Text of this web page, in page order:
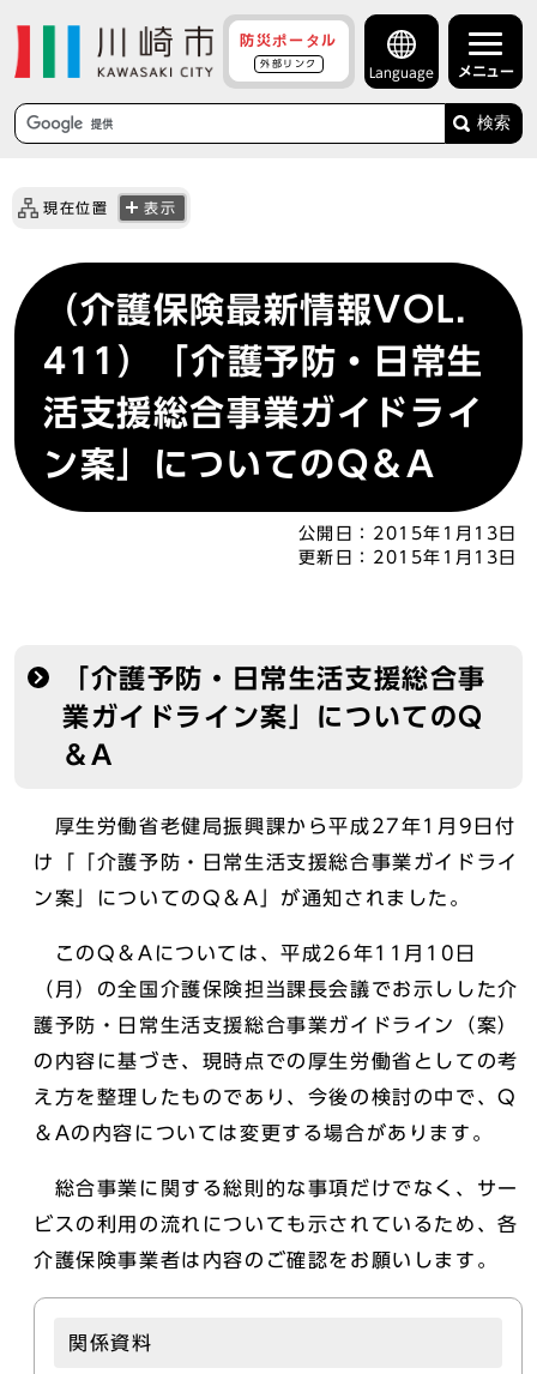
防災ポータル
外部リンク
Language メニュー
検索
現在位置 表示
（介護保険最新情報VOL．
411）「介護予防・日常生
活支援総合事業ガイドライ
ン案」についてのQ＆A
公開日： 2015年1月13日
更新日： 2015年1月13日
「介護予防・日常生活支援総合事
業ガイドライン案」についてのQ
＆A
厚生労働省老健局振興課から平成27年1月9日付
け「「介護予防・日常生活支援総合事業ガイドライ
ン案」についてのQ＆A」が通知されました。
このQ＆Aについては、平成26年11月10日
（月）の全国介護保険担当課長会議でお示しした介
護予防・日常生活支援総合事業ガイドライン（案）
の内容に基づき、現時点での厚生労働省としての考
え方を整理したものであり、今後の検討の中で、Q
＆Aの内容については変更する場合があります。
総合事業に関する総則的な事項だけでなく、サー
ビスの利用の流れについても示されているため、各
介護保険事業者は内容のご確認をお願いします。
関係資料